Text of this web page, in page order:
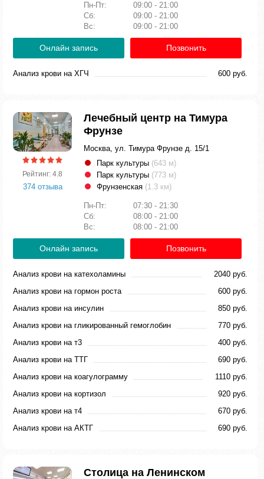
Пн-Пт:
09:00 - 21:00
Сб:
09:00 - 21:00
Вс:
09:00 - 21:00
Онлайн запись Позвонить
Анализ крови на ХГЧ 600 руб.
Рейтинг: 4.8
374 отзыва
Лечебный центр на Тимура
Фрунзе
Москва, ул. Тимура Фрунзе д. 15/1
Парк культуры (643 м)
Парк культуры (773 м)
Фрунзенская (1.3 км)
Пн-Пт:
07:30 - 21:30
Сб:
08:00 - 21:00
Вс:
08:00 - 21:00
Онлайн запись Позвонить
Анализ крови на катехоламины
2040 руб.
Анализ крови на гормон роста
600 руб.
Анализ крови на инсулин
850 руб.
Анализ крови на гликированный гемоглобин
770 руб.
Анализ крови на т3
400 руб.
Анализ крови на ТТГ
690 руб.
Анализ крови на коагулограмму
1110 руб.
Анализ крови на кортизол
920 руб.
Анализ крови на т4
670 руб.
Анализ крови на АКТГ
690 руб.
Столица на Ленинском